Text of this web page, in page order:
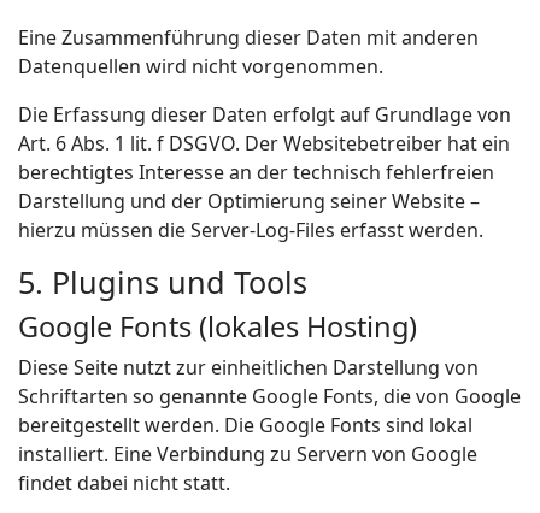
Eine Zusammenführung dieser Daten mit anderen
Datenquellen wird nicht vorgenommen.
Die Erfassung dieser Daten erfolgt auf Grundlage von
Art. 6 Abs. 1 lit. f DSGVO. Der Websitebetreiber hat ein
berechtigtes Interesse an der technisch fehlerfreien
Darstellung und der Optimierung seiner Website –
hierzu müssen die Server-Log-Files erfasst werden.
5. Plugins und Tools
Google Fonts (lokales Hosting)
Diese Seite nutzt zur einheitlichen Darstellung von
Schriftarten so genannte Google Fonts, die von Google
bereitgestellt werden. Die Google Fonts sind lokal
installiert. Eine Verbindung zu Servern von Google
findet dabei nicht statt.